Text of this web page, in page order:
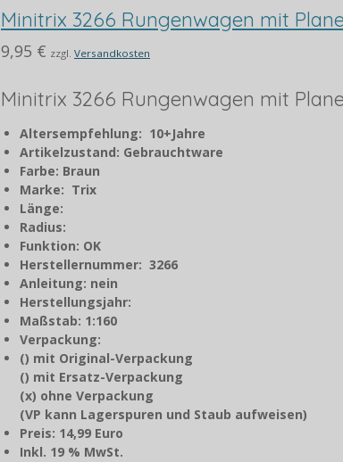
Minitrix 3266 Rungenwagen mit
9,95 € zzgl. Versandkosten
Minitrix 3266 Rungenwagen mit
Altersempfehlung: 10+Jahre
Artikelzustand: Gebrauchtware
Farbe: Braun
Marke: Trix
Länge:
Radius:
Funktion: OK
Herstellernummer: 3266
Anleitung: nein
Herstellungsjahr:
Maßstab: 1:160
Verpackung:
() mit Original-Verpackung
() mit Ersatz-Verpackung
(x) ohne Verpackung
(VP kann Lagerspuren und Staub aufweisen)
Preis: 14,99 Euro
Inkl. 19 % MwSt.